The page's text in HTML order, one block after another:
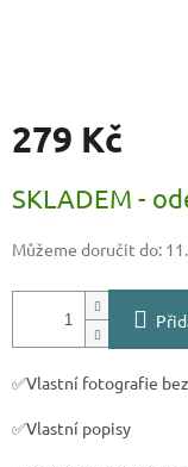
279 Kč
cena:
SKLADEM -
Můžeme doručit do:
✅Vlastní fotografie
✅Vlastní popisy